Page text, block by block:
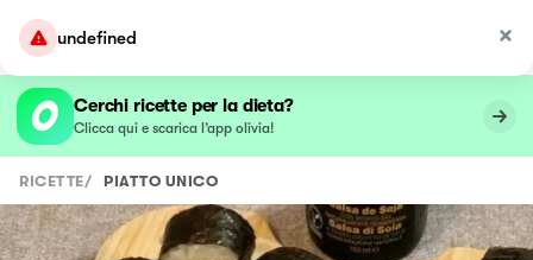
undefined
Cerchi ricette per la dieta?
Clicca qui e scarica l’app olivia!
RICETTE/ PIATTO UNICO